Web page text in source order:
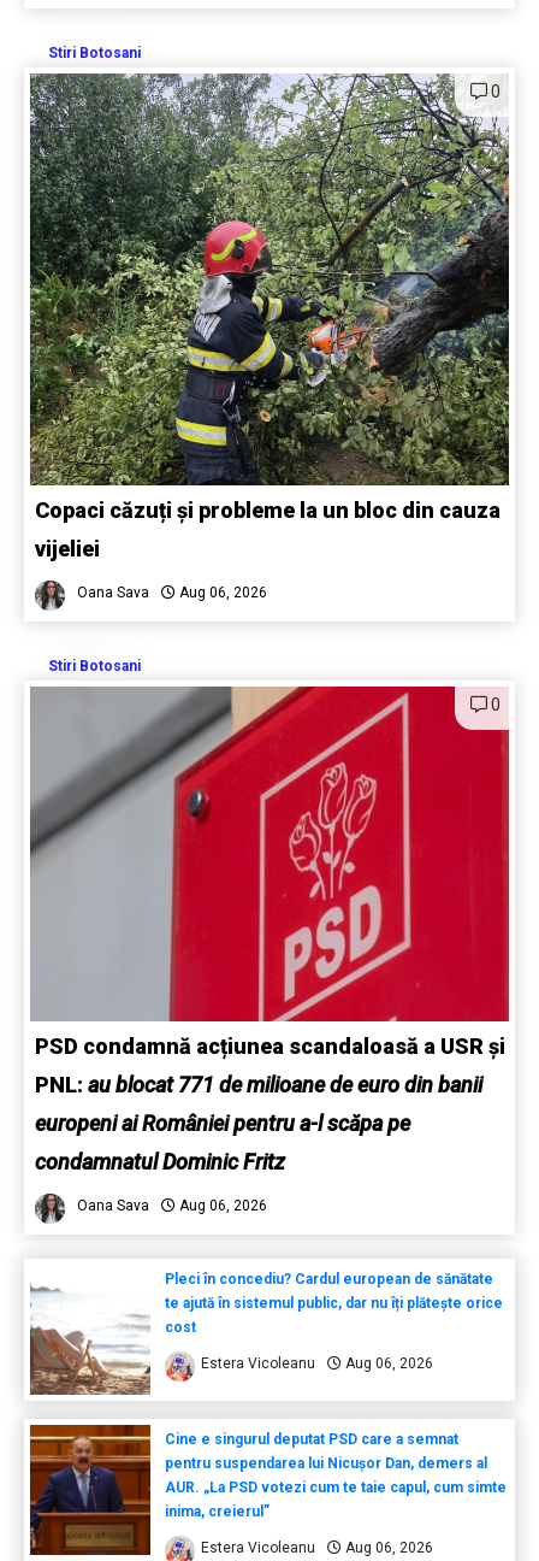
Stiri Botosani
0
Copaci căzuți și probleme la un bloc din cauza
vijeliei
Oana Sava Aug 06, 2026
Stiri Botosani
0
PSD condamnă acțiunea scandaloasă a USR și
PNL: au blocat 771 de milioane de euro din banii
europeni ai României pentru a-l scăpa pe
condamnatul Dominic Fritz
Oana Sava Aug 06, 2026
Pleci în concediu? Cardul european de sănătate
te ajută în sistemul public, dar nu îți plătește orice
cost
Estera Vicoleanu Aug 06, 2026
Cine e singurul deputat PSD care a semnat
pentru suspendarea lui Nicușor Dan, demers al
AUR. „La PSD votezi cum te taie capul, cum simte
inima, creierul”
Estera Vicoleanu Aug 06, 2026